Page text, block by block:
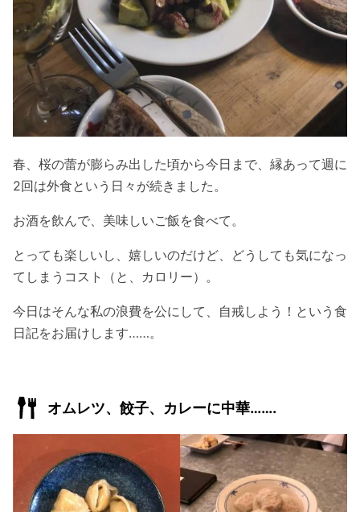
春、桜の蕾が膨らみ出した頃から今日まで、縁あって週に
2回は外食という日々が続きました。
お酒を飲んで、美味しいご飯を食べて。
とっても楽しいし、嬉しいのだけど、どうしても気になっ
てしまうコスト（と、カロリー）。
今日はそんな私の浪費を公にして、自戒しよう！という食
日記をお届けします……。
オムレツ、餃子、カレーに中華…….